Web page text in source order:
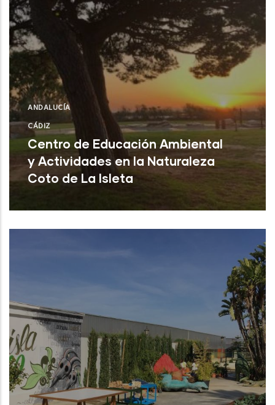
ANDALUCÍA
CÁDIZ
Centro de Educación Ambiental
y Actividades en la Naturaleza
Coto de La Isleta
Puerto de Santa María (Cádiz)